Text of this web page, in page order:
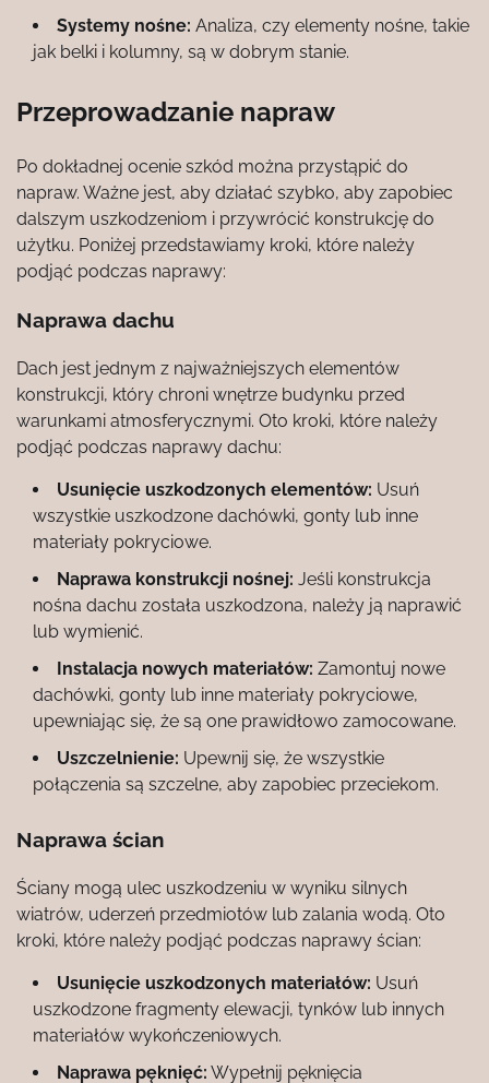
Systemy nośne: Analiza, czy elementy nośne, takie
jak belki i kolumny, są w dobrym stanie.
Przeprowadzanie napraw
Po dokładnej ocenie szkód można przystąpić do
napraw. Ważne jest, aby działać szybko, aby zapobiec
dalszym uszkodzeniom i przywrócić konstrukcję do
użytku. Poniżej przedstawiamy kroki, które należy
podjąć podczas naprawy:
Naprawa dachu
Dach jest jednym z najważniejszych elementów
konstrukcji, który chroni wnętrze budynku przed
warunkami atmosferycznymi. Oto kroki, które należy
podjąć podczas naprawy dachu:
Usunięcie uszkodzonych elementów: Usuń
wszystkie uszkodzone dachówki, gonty lub inne
materiały pokryciowe.
Naprawa konstrukcji nośnej: Jeśli konstrukcja
nośna dachu została uszkodzona, należy ją naprawić
lub wymienić.
Instalacja nowych materiałów: Zamontuj nowe
dachówki, gonty lub inne materiały pokryciowe,
upewniając się, że są one prawidłowo zamocowane.
Uszczelnienie: Upewnij się, że wszystkie
połączenia są szczelne, aby zapobiec przeciekom.
Naprawa ścian
Ściany mogą ulec uszkodzeniu w wyniku silnych
wiatrów, uderzeń przedmiotów lub zalania wodą. Oto
kroki, które należy podjąć podczas naprawy ścian:
Usunięcie uszkodzonych materiałów: Usuń
uszkodzone fragmenty elewacji, tynków lub innych
materiałów wykończeniowych.
Naprawa pęknięć: Wypełnij pęknięcia